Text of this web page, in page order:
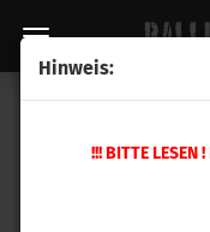
Hinweis:
!!! BITTE LESEN